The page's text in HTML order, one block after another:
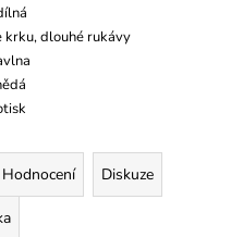
krku, dlouhé rukávy
Hodnocení Diskuze